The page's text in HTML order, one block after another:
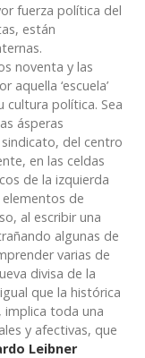
fuerza política del
están
noventa y las
aquella ‘escuela’
cultura política. Sea
ásperas
del centro
en las celdas
de la izquierda
de
al escribir una
algunas de
varias de
divisa de la
que la histórica
implica toda una
y afectivas, que
Leibner